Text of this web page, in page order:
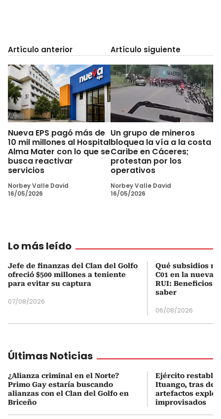
Artículo anterior
Nueva EPS pagó más de
10 mil millones al Hospital
Alma Mater con lo que se
busca reactivar
servicios
Norbey Valle David
16/05/2026
Artículo siguiente
Un grupo de mineros
bloquea la vía a la costa
Caribe en Cáceres;
protestan por los
operativos
Norbey Valle David
16/05/2026
Lo más leído
Jefe de finanzas del Clan del Golfo
ofreció $500 millones a teniente
para evitar su captura
07/08/2026
Qué subsidios
C01 en la nueva
RUI: Beneficios
saber
06/08/2026
Últimas Noticias
¿Alianza criminal en el Norte?
Primo Gay estaría buscando
alianzas con el Clan del Golfo en
Briceño
Ejército
Ituango, tras
artefactos
improvisados